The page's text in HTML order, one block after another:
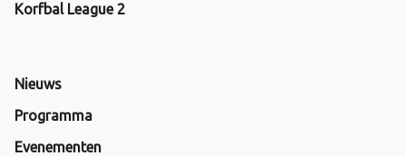
Korfbal League 2
Nieuws
Programma
Evenementen